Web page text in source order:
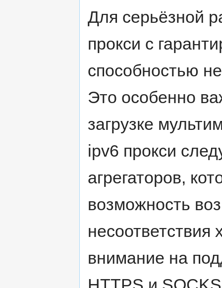
Для серьёзной
прокси с
способностью
Это особенно
загрузке
ipv6 прокси
агрегаторов,
возможность
несоответствия
внимание на